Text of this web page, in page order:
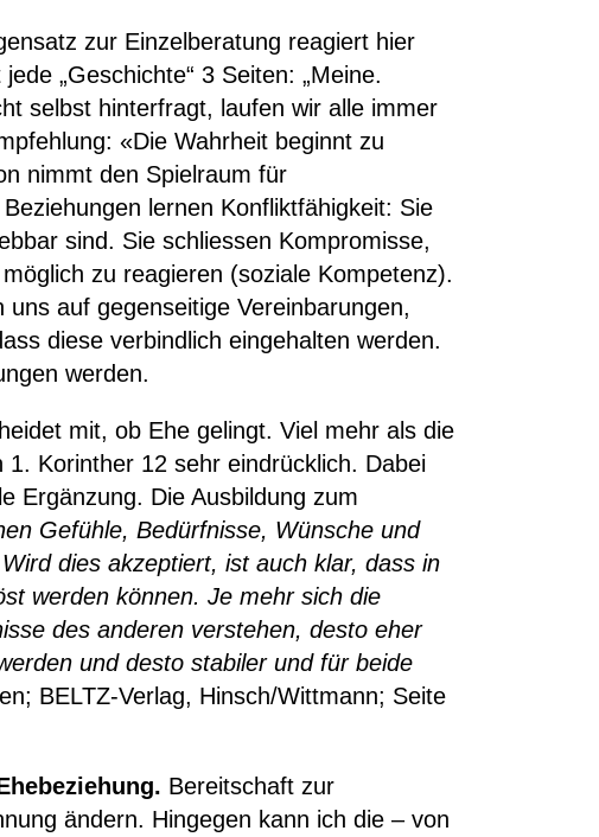
zur Einzelberatung reagiert hier
„Geschichte“ 3 Seiten: „Meine.
selbst hinterfragt, laufen wir alle immer
«Die Wahrheit beginnt zu
nimmt den Spielraum für
lernen Konfliktfähigkeit: Sie
sind. Sie schliessen Kompromisse,
zu reagieren (soziale Kompetenz).
auf gegenseitige Vereinbarungen,
diese verbindlich eingehalten werden.
werden.
mit, ob Ehe gelingt. Viel mehr als die
Korinther 12 sehr eindrücklich. Dabei
Ergänzung. Die Ausbildung zum
Gefühle, Bedürfnisse, Wünsche und
dies akzeptiert, ist auch klar, dass in
werden können. Je mehr sich die
des anderen verstehen, desto eher
und desto stabiler und für beide
BELTZ-Verlag, Hinsch/Wittmann; Seite
Bereitschaft zur
ändern. Hingegen kann ich die – von